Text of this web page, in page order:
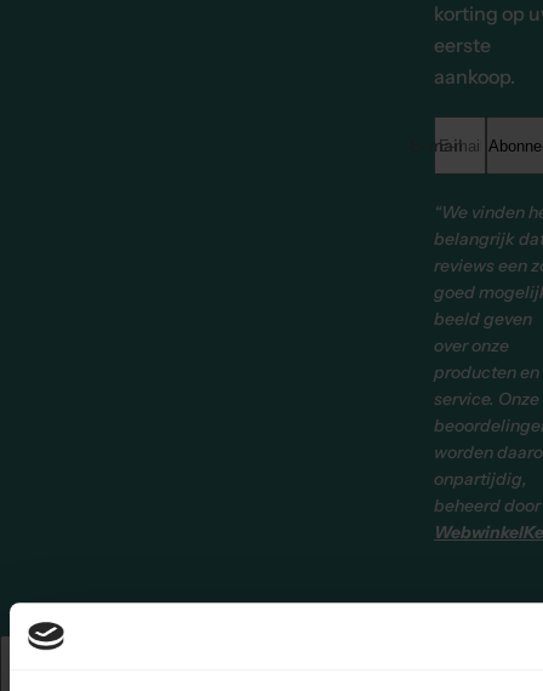
korting op
eerste
aankoop.
E-mailadres *
“We vinden
belangrijk
reviews een
goed
beeld geven
over onze
producten en
service. Onze
worden
onpartijdig,
beheerd door
Nederland